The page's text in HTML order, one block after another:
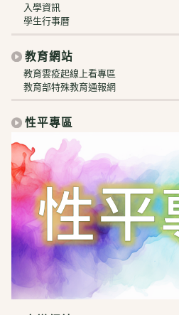
入學資訊
學生行事曆
教育網站
教育雲疫起線上看專區
教育部特殊教育通報網
性平專區